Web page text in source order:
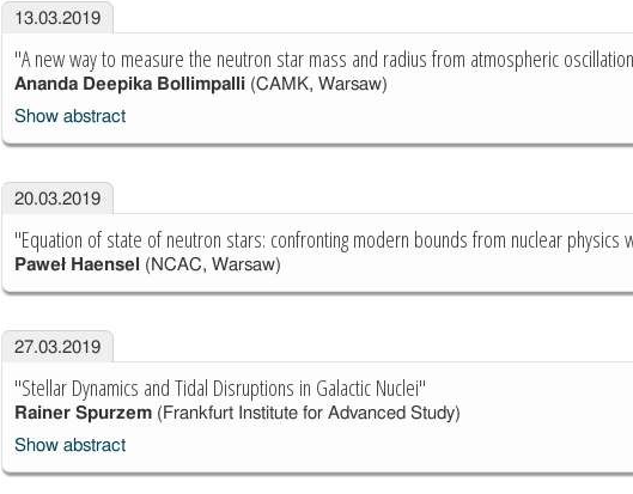
13.03.2019
"A new way to measure the neutron star mass and radius from atmospheric
Ananda Deepika Bollimpalli(CAMK, Warsaw)
Show abstract
20.03.2019
"Equation of state of neutron stars: confronting modern bounds from nuclear physics
Paweł Haensel (NCAC, Warsaw)
27.03.2019
"Stellar Dynamics and Tidal Disruptions in Galactic Nuclei"
Rainer Spurzem(Frankfurt Institute for Advanced Study)
Show abstract